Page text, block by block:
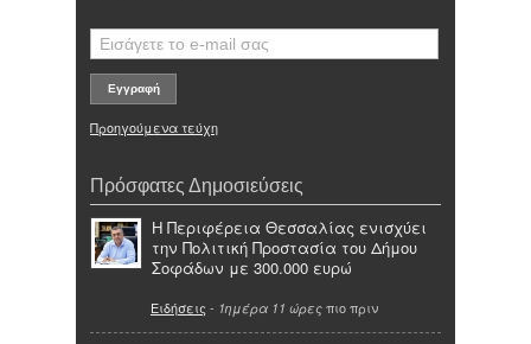
Προηγούμενα τεύχη
Πρόσφατες Δημοσιεύσεις
Η Περιφέρεια Θεσσαλίας ενισχύει
την Πολιτική Προστασία του Δήμου
Σοφάδων με 300.000 ευρώ
Ειδήσεις - 1ημέρα 11 ώρες πιο πριν